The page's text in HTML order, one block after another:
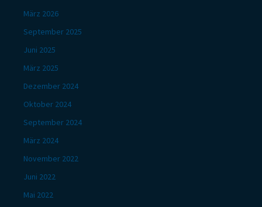
März 2026
September 2025
Juni 2025
März 2025
Dezember 2024
Oktober 2024
September 2024
März 2024
November 2022
Juni 2022
Mai 2022